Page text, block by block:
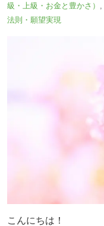
級・上級・お金と豊かさ）
法則・願望実現
こんにちは！